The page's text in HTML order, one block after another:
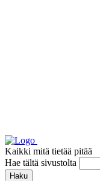
Kaikki mitä tietää pitää
Hae tältä sivustolta
Haku